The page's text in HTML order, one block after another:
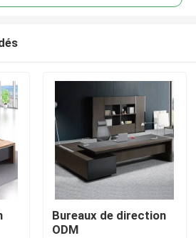
Bureaux de direction
ODM